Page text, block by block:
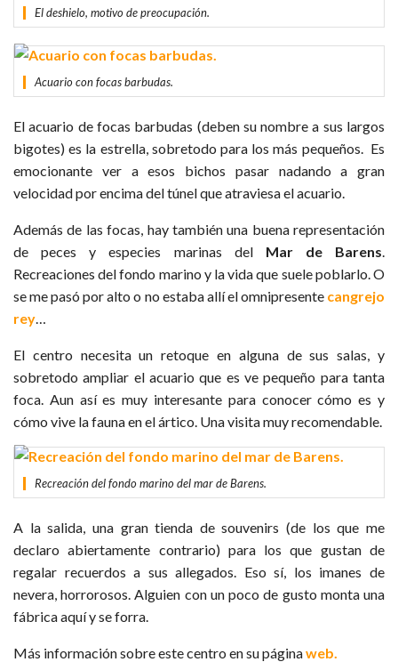
El deshielo, motivo de preocupación.
Acuario con focas barbudas.
El acuario de focas barbudas (deben su nombre a sus largos
bigotes) es la estrella, sobretodo para los más pequeños. Es
emocionante ver a esos bichos pasar nadando a gran
velocidad por encima del túnel que atraviesa el acuario.
Además de las focas, hay también una buena representación
de peces y especies marinas del Mar de Barens
Recreaciones del fondo marino y la vida que suele poblarlo. O
se me pasó por alto o no estaba allí el omnipresente cangrejo
rey
El centro necesita un retoque en alguna de sus salas, y
sobretodo ampliar el acuario que es ve pequeño para tanta
foca. Aun así es muy interesante para conocer cómo es y
cómo vive la fauna en el ártico. Una visita muy recomendable.
Recreación del fondo marino del mar de Barens.
A la salida, una gran tienda de souvenirs (de los que me
declaro abiertamente contrario) para los que gustan de
regalar recuerdos a sus allegados. Eso sí, los imanes de
nevera, horrorosos. Alguien con un poco de gusto monta una
fábrica aquí y se forra.
Más información sobre este centro en su páginaweb.